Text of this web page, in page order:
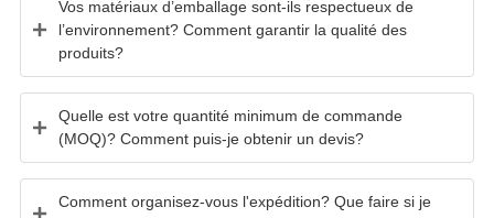
l’environnement? Comment garantir la qualité des
produits?
Quelle est votre quantité minimum de commande
(MOQ)? Comment puis-je obtenir un devis?
Comment organisez-vous l'expédition? Que faire si je